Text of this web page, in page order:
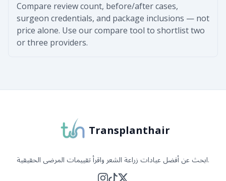
Compare review count, before/after cases,
surgeon credentials, and package inclusions — not
price alone. Use our compare tool to shortlist two
or three providers.
Transplanthair
ابحث عن أفضل عيادات زراعة الشعر واقرأ تقييمات المرضى الحقيقية.